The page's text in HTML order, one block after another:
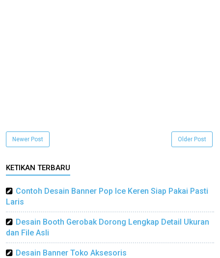
Newer Post Older Post
KETIKAN TERBARU
Contoh Desain Banner Pop Ice Keren Siap Pakai Pasti
Laris
Desain Booth Gerobak Dorong Lengkap Detail Ukuran
dan File Asli
Desain Banner Toko Aksesoris